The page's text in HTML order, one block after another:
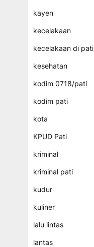
kayen
kecelakaan
kecelakaan di pati
kesehatan
kodim 0718/pati
kodim pati
kota
KPUD Pati
kriminal
kriminal pati
kudur
kuliner
lalu lintas
lantas